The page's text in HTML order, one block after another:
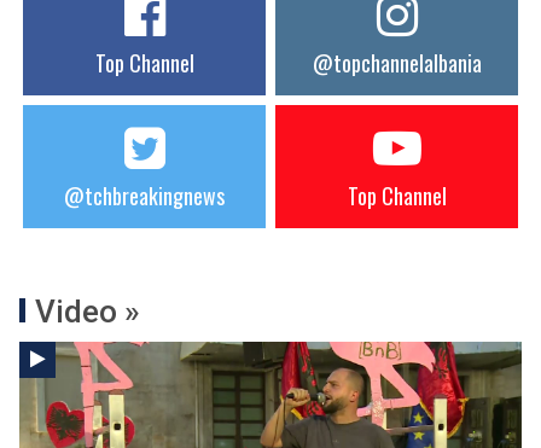
Top Channel @topchannelalbania
@tchbreakingnews Top Channel
Video »